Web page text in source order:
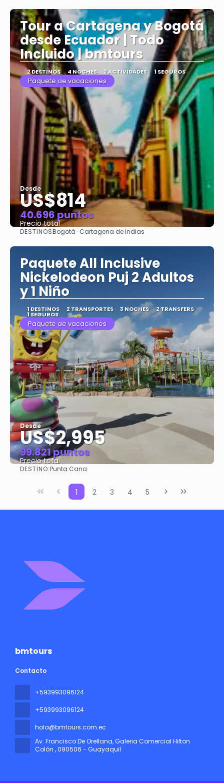
Tour a Cartagena y Bogotá
desde Ecuador | Todo
Incluido | bmtours
2 DESTINOS 4 NOCHES 2 ACTIVIDADES 1 SEGUROS
Paquete de vacaciones
Desde
US$814
40.696 puntos
Precio total
Ver
DESTINOSBogotá · Cartagena de Indias
Paquete All Inclusive
Nickelodeon Puj 2 Adultos
y 1 Niño
1 DESTINOS 2 TRANSPORTES 3 NOCHES 2 TRANSFERS
1 SEGUROS
Paquete de vacaciones
Desde
US$2,995
99.821 puntos
Precio total
DESTINO:Punta Cana
1 2 3 4 5
bmtours
Contacto
+593993096124
+593993096124
hola@bmtours.com.ec
Av. Francisco De Orellana, Galeria Comercial Hilton
Colón , 090506 - Guayaquil